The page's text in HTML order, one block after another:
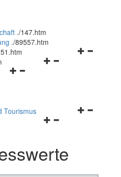
./147.htm
./89557.htm
Navigationsmenü
Navigationsmenü
Navigationsmenü
schließen
Tourismus